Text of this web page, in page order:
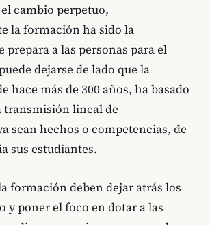
cambio perpetuo,
la formación ha sido la
a las personas para el
dejarse de lado que la
hace más de 300 años, ha basado
transmisión lineal de
sean hechos o competencias, de
sus estudiantes.
formación deben dejar atrás los
y poner el foco en dotar a las